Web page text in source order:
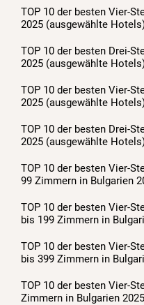
TOP 10 der besten Vier-
2025 (ausgewählte
TOP 10 der besten Drei-
2025 (ausgewählte
TOP 10 der besten Vier-
2025 (ausgewählte
TOP 10 der besten Drei-
2025 (ausgewählte
TOP 10 der besten Vier-
99 Zimmern in Bulgarien
TOP 10 der besten Vier-
bis 199 Zimmern in
TOP 10 der besten Vier-
bis 399 Zimmern in
TOP 10 der besten Vier-
Zimmern in Bulgarien